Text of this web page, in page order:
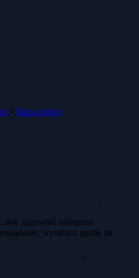
• Mapa strony
zapewnić najlepsze
wyrażasz zgodę na